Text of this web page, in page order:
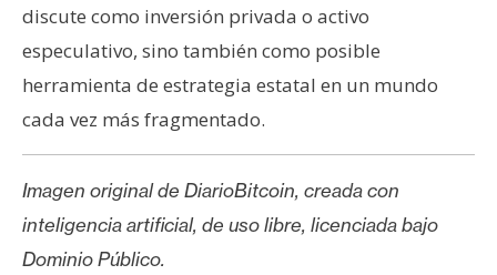
discute como inversión privada o activo
especulativo, sino también como posible
herramienta de estrategia estatal en un mundo
cada vez más fragmentado.
Imagen original de DiarioBitcoin, creada con
inteligencia artificial, de uso libre, licenciada bajo
Dominio Público.